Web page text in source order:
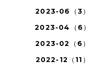
2023-06（3）
2023-04（6）
2023-02（6）
2022-12（11）